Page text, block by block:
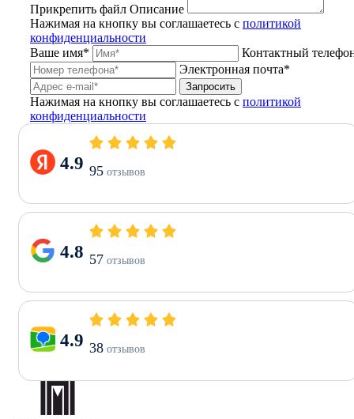
Прикрепить файл Описание
Нажимая на кнопку вы соглашаетесь с политикой
конфиденциальности
Ваше имя*
Контактный
Электронная почта*
Запросить
Нажимая на кнопку вы соглашаетесь с политикой
конфиденциальности
4.9 95 отзывов
4.8 57 отзывов
4.9 38 отзывов